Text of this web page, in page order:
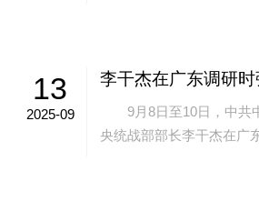
13
2025-09
9月8日至10日，中共
央统战部部长李干杰在广